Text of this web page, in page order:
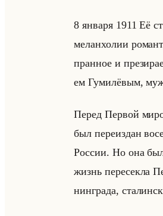
8 ян­ва­ря 1911 Её
ме­лан­хо­лии
пран­ное и
ем Гу­ми­лё­вым,
Перед Пер­вой
был пе­ре­из­дан
Рос­сии. Но она
жизнь пе­ре­сек­ла
нин­гра­да,